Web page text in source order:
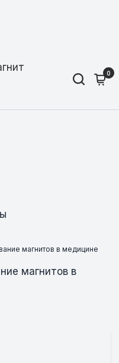
0
магнитов в медицине
магнитов в